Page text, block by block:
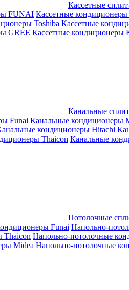
Кассетные
FUNAI Кассетные кондиционеры
Toshiba Кассетные
GREE Кассетные кондиционеры
Канальные
Funai Канальные кондиционеры
кондиционеры Hitachi
Thaicon Канальные
Потолочные
Funai Напольно-
Thaicon Напольно-потолочные
Midea Напольно-потолочные